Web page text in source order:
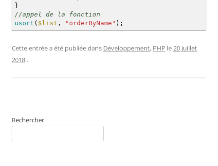
}
//appel de la fonction
usort ( $list , "orderByName" ) ;
Cette entrée a été publiée dans Développement, PHP le20 juillet
2018 .
Rechercher